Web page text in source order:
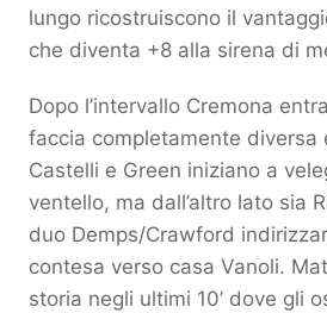
lungo ricostruiscono il
che diventa +8 alla sirena di
Dopo l’intervallo Cremona
faccia completamente diversa
Castelli e Green iniziano a
ventello, ma dall’altro lato sia
duo Demps/Crawford
contesa verso casa Vanoli.
storia negli ultimi 10’ dove gli